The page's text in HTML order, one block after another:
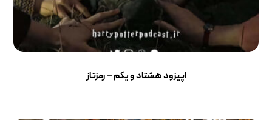
اپیزود هشتاد و یکم – رمزتاز